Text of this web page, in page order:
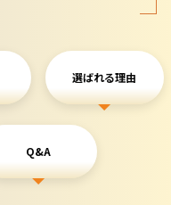
選ばれる理由
Q&A